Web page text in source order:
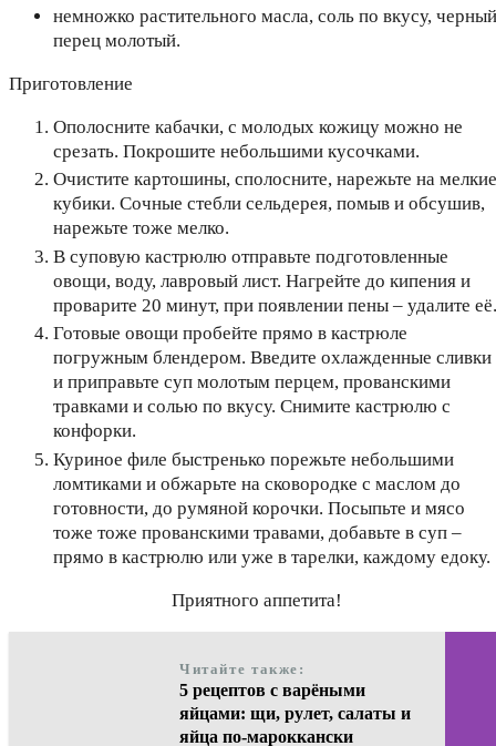
немножко растительного масла, соль по вкусу, черный
перец молотый.
Приготовление
Ополосните кабачки, с молодых кожицу можно не
срезать. Покрошите небольшими кусочками.
Очистите картошины, сполосните, нарежьте на мелкие
кубики. Сочные стебли сельдерея, помыв и обсушив,
нарежьте тоже мелко.
В суповую кастрюлю отправьте подготовленные
овощи, воду, лавровый лист. Нагрейте до кипения и
проварите 20 минут, при появлении пены – удалите её.
Готовые овощи пробейте прямо в кастрюле
погружным блендером. Введите охлажденные сливки
и приправьте суп молотым перцем, прованскими
травками и солью по вкусу. Снимите кастрюлю с
конфорки.
Куриное филе быстренько порежьте небольшими
ломтиками и обжарьте на сковородке с маслом до
готовности, до румяной корочки. Посыпьте и мясо
тоже тоже прованскими травами, добавьте в суп –
прямо в кастрюлю или уже в тарелки, каждому едоку.
Приятного аппетита!
Читайте также:
5 рецептов с варёными
яйцами: щи, рулет, салаты и
яйца по-мароккански